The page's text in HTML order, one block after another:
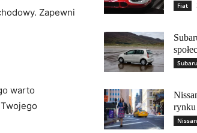
Zapewni⁣
warto
Fiat
Subaru
Nissan